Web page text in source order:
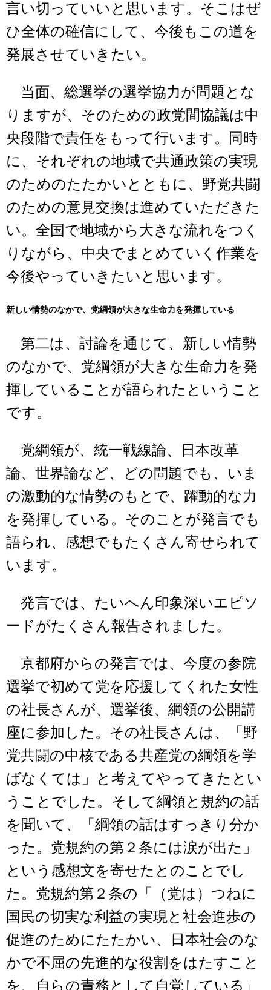
言い切っていいと思います。そこはぜ
ひ全体の確信にして、今後もこの道を
発展させていきたい。
当面、総選挙の選挙協力が問題とな
りますが、そのための政党間協議は中
央段階で責任をもって行います。同時
に、それぞれの地域で共通政策の実現
のためのたたかいとともに、野党共闘
のための意見交換は進めていただきた
い。全国で地域から大きな流れをつく
りながら、中央でまとめていく作業を
今後やっていきたいと思います。
新しい情勢のなかで、党綱領が大きな生命力を発揮している
第二は、討論を通じて、新しい情勢
のなかで、党綱領が大きな生命力を発
揮していることが語られたということ
です。
党綱領が、統一戦線論、日本改革
論、世界論など、どの問題でも、いま
の激動的な情勢のもとで、躍動的な力
を発揮している。そのことが発言でも
語られ、感想でもたくさん寄せられて
います。
発言では、たいへん印象深いエピソ
ードがたくさん報告されました。
京都府からの発言では、今度の参院
選挙で初めて党を応援してくれた女性
の社長さんが、選挙後、綱領の公開講
座に参加した。その社長さんは、「野
党共闘の中核である共産党の綱領を学
ばなくては」と考えてやってきたとい
うことでした。そして綱領と規約の話
を聞いて、「綱領の話はすっきり分か
った。党規約の第２条には涙が出た」
という感想文を寄せたとのことでし
た。党規約第２条の「（党は）つねに
国民の切実な利益の実現と社会進歩の
促進のためにたたかい、日本社会のな
かで不屈の先進的な役割をはたすこと
を、自らの責務として自覚している」